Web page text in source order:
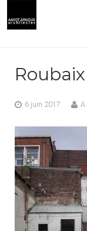
CONTACT
6 juin 2017 A